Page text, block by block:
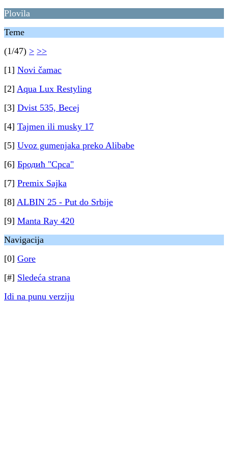
Plovila
Teme
(1/47) > >>
[1] Novi čamac
[2] Aqua Lux Restyling
[3] Dvist 535, Becej
[4] Tajmen ili musky 17
[5] Uvoz gumenjaka preko Alibabe
[6] Бродић "Срса"
[7] Premix Sajka
[8] ALBIN 25 - Put do Srbije
[9] Manta Ray 420
Navigacija
[0] Gore
[#] Sledeća strana
Idi na punu verziju